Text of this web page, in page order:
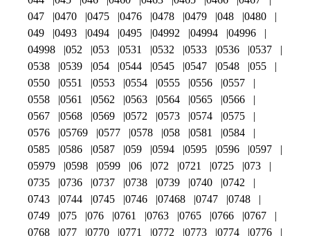
047
0470 0475 0476 0478 0479 048
0480
049
0493 0494 0495 04992 04994
04996
04998
052 053 0531 0532 0533 0536
0537
0538
0539 054 0544 0545 0547 0548
055
0550
0551 0553 0554 0555 0556
0557
0558
0561 0562 0563 0564 0565
0566
0567
0568 0569 0572 0573 0574
0575
0576
05769 0577 0578 058 0581
0584
0585
0586 0587 059 0594 0595 0596
0597
05979
0598 0599 06 072 0721 0725
073
0735
0736 0737 0738 0739 0740
0742
0743
0744 0745 0746 07468 0747
0748
0749
075 076 0761 0763 0765 0766
0767
0768
077 0770 0771 0772 0773 0774
0776